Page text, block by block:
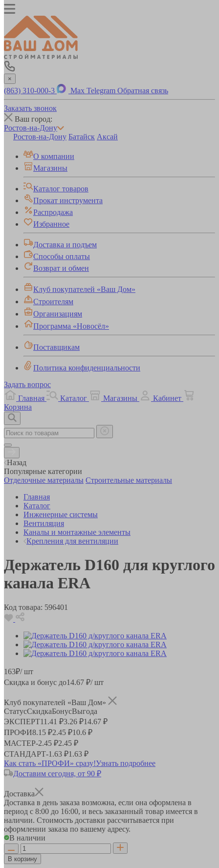
×
(863) 310-000-3 Max Telegram Обратная связь
Заказать звонок
Ваш город:
Ростов-на-Дону
Ростов-на-Дону Батайск Аксай
О компании
Магазины
Каталог товаров
Прокат инструмента
Распродажа
Избранное
Доставка и подъем
Способы оплаты
Возврат и обмен
Клуб покупателей «Ваш Дом»
Строителям
Организациям
Программа «Новосёл»
Поставщикам
Политика конфиденциальности
Задать вопрос
Главная
Каталог Магазины
Кабинет
Корзина
Назад
Популярные категории
Отделочные материалы Строительные материалы
Главная
Каталог
Инженерные системы
Вентиляция
Каналы и монтажные элементы
Крепления для вентиляции
Держатель D160 для круглого
канала ERA
Код товара: 596401
163₽/ шт
Скидка и бонус до14.67 ₽/ шт
Клуб покупателей «Ваш Дом»
СтатусСкидкаБонусВыгода
ЭКСПЕРТ11.41 ₽3.26 ₽14.67 ₽
ПРОФИ8.15 ₽2.45 ₽10.6 ₽
МАСТЕР-2.45 ₽2.45 ₽
СТАНДАРТ-1.63 ₽1.63 ₽
Как стать «ПРОФИ» сразу!Узнать подробнее
Доставим сегодня, от 90 ₽
Доставка
Доставка в день заказа возможна, если она оформлена в
период с 8:00 до 16:00, и весь заказанный товар имеется в
наличии. Стоимость доставки рассчитывается при
оформлении заказа по вашему адресу.
В наличии
В корзину